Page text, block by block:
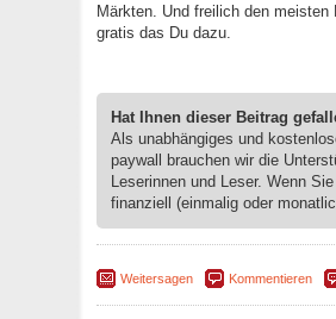
Märkten. Und freilich den
gratis das Du dazu.
Hat Ihnen dieser Beitrag
Als unabhängiges und
paywall brauchen wir die
Leserinnen und Leser. Wenn
finanziell (einmalig oder
Weitersagen Kommentieren